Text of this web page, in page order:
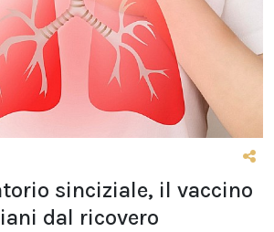
sinciziale, il vaccino
dal ricovero